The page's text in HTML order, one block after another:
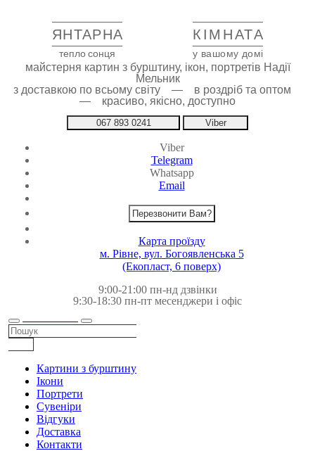
ЯНТАРНА КІМНАТА
тепло сонця у вашому домі
майстерня картин з бурштину, ікон, портретів Надії
Мельник
з доставкою по всьому світу — в роздріб та оптом
— красиво, якісно, доступно
067 893 0241 Viber
Viber
Telegram
Whatsapp
Email
Перезвонити Вам?
Карта проїзду
м. Рівне, вул. Богоявленська 5
(Екопласт, 6 поверх)
9:00-21:00 пн-нд дзвінки
9:30-18:30 пн-пт месенджери і офіс
Картини з бурштину
Ікони
Портрети
Сувеніри
Відгуки
Доставка
Контакти